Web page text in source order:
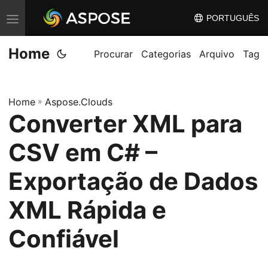
A
l
t
n
a
n
a
v
e
g
a
PORTUGUÊS
Home Procurar Categorias Arquivo Tag
Home » Aspose.Clouds
Converter XML para
CSV em C# –
Exportação de Dados
XML Rápida e
Confiável